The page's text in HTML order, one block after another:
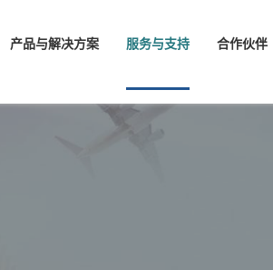
产品与解决方案 服务与支持 合作伙伴